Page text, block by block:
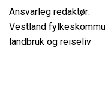
Ansvarleg redaktør:
Vestland
landbruk og reiseliv